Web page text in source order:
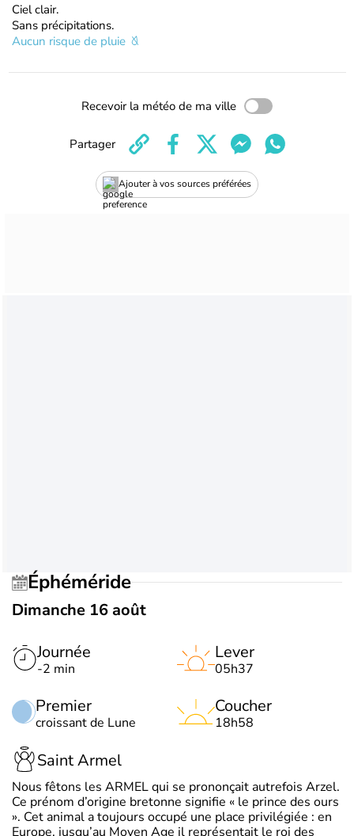
Ciel clair.
Sans précipitations.
Aucun risque de pluie
Recevoir la météo de ma ville
Ajouter à vos sources préférées
Partager
Éphéméride
Dimanche 16 août
Journée
-2 min
Premier
croissant de Lune
Lever
05h37
Coucher
18h58
Saint Armel
Nous fêtons les ARMEL qui se prononçait autrefois Arzel.
Ce prénom d’origine bretonne signifie « le prince des ours
». Cet animal a toujours occupé une place privilégiée : en
Europe, jusqu’au Moyen Age il représentait le roi des